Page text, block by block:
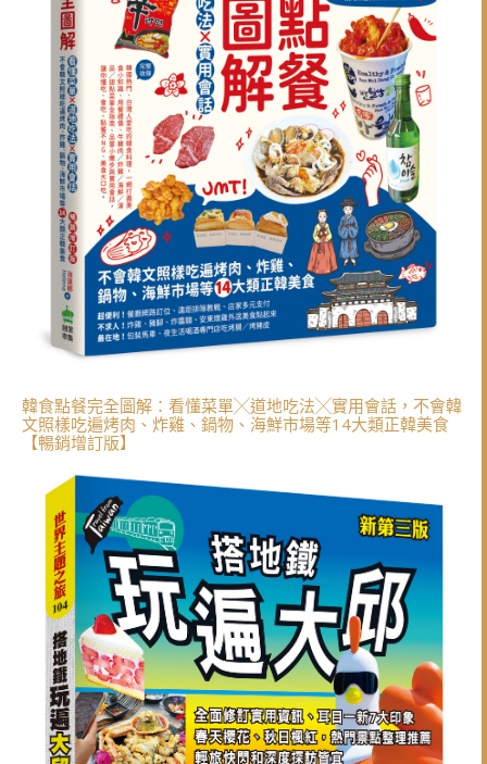
韓食點餐完全圖解：看懂菜單╳道地吃法╳實用會話，不會韓
文照樣吃遍烤肉、炸雞、鍋物、海鮮市場等14大類正韓美食
【暢銷增訂版】